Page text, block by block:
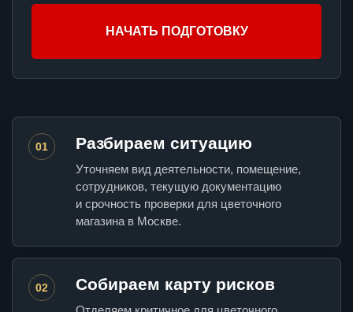
НАЧАТЬ ПОДГОТОВКУ
01 Разбираем ситуацию
Уточняем вид деятельности, помещение,
сотрудников, текущую документацию
и срочность проверки для цветочного
магазина в Москве.
02 Собираем карту рисков